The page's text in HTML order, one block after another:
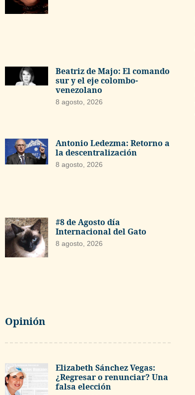
Beatriz de Majo: El comando
sur y el eje colombo-
venezolano
8 agosto, 2026
Antonio Ledezma: Retorno a
la descentralización
8 agosto, 2026
#8 de Agosto día
Internacional del Gato
8 agosto, 2026
Opinión
Elizabeth Sánchez Vegas:
¿Regresar o renunciar? Una
falsa elección